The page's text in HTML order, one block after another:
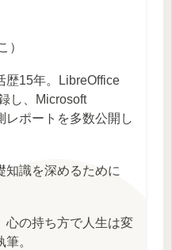
）
歴15年。LibreOffice
し、Microsoft
レポートを多数公開し
知識を深めるために
心の持ち方で人生は変
。